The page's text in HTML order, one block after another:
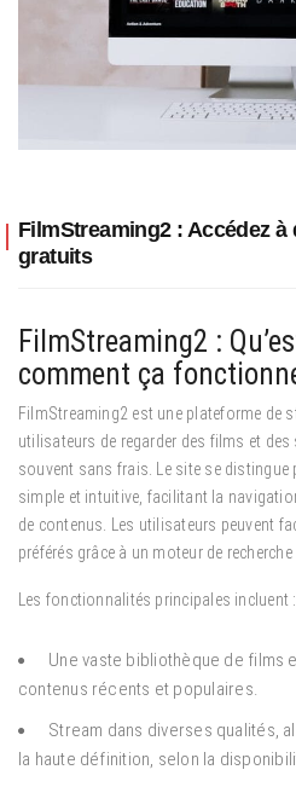
FilmStreaming2 : Accédez
gratuits
FilmStreaming2 :
comment ça
FilmStreaming2 est une plateforme de
utilisateurs de regarder des films et des
souvent sans frais. Le site se distingue
simple et intuitive, facilitant la
de contenus. Les utilisateurs peuvent
préférés grâce à un moteur de recherche
Les fonctionnalités principales incluent :
Une vaste bibliothèque de films
contenus récents et populaires.
Stream dans diverses qualités,
la haute définition, selon la